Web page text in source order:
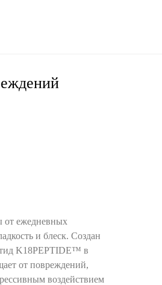
от ежедневных
и блеск. Создан
K18PEPTIDE™ в
от повреждений,
воздействием